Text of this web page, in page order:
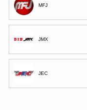
MFJ
JMX
JEC